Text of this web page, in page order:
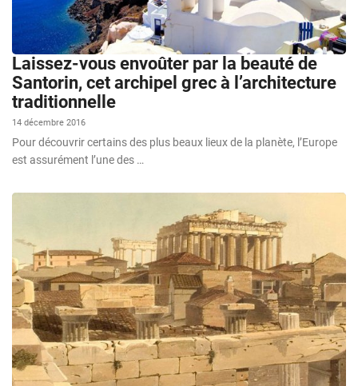
Laissez-vous envoûter par la beauté de
Santorin, cet archipel grec à l’architecture
traditionnelle
14 décembre 2016
Pour découvrir certains des plus beaux lieux de la planète, l’Europe
est assurément l’une des …